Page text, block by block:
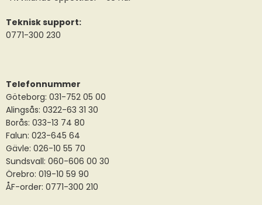
Teknisk support:
0771-300 230
Telefonnummer
Göteborg: 031-752 05 00
Alingsås: 0322-63 31 30
Borås: 033-13 74 80
Falun: 023-645 64
Gävle: 026-10 55 70
Sundsvall: 060-606 00 30
Örebro: 019-10 59 90
ÅF-order: 0771-300 210